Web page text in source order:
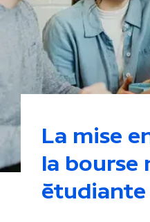
La mise
la bourse
étudiante